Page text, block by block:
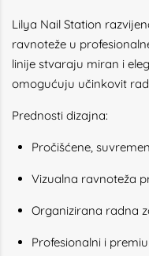
Lilya Nail Station
ravnoteže u
linije stvaraju miran i
omogućuju učinkovit
Prednosti dizajna:
Pročišćene,
Vizualna ravnoteža
Organizirana radna
Profesionalni i